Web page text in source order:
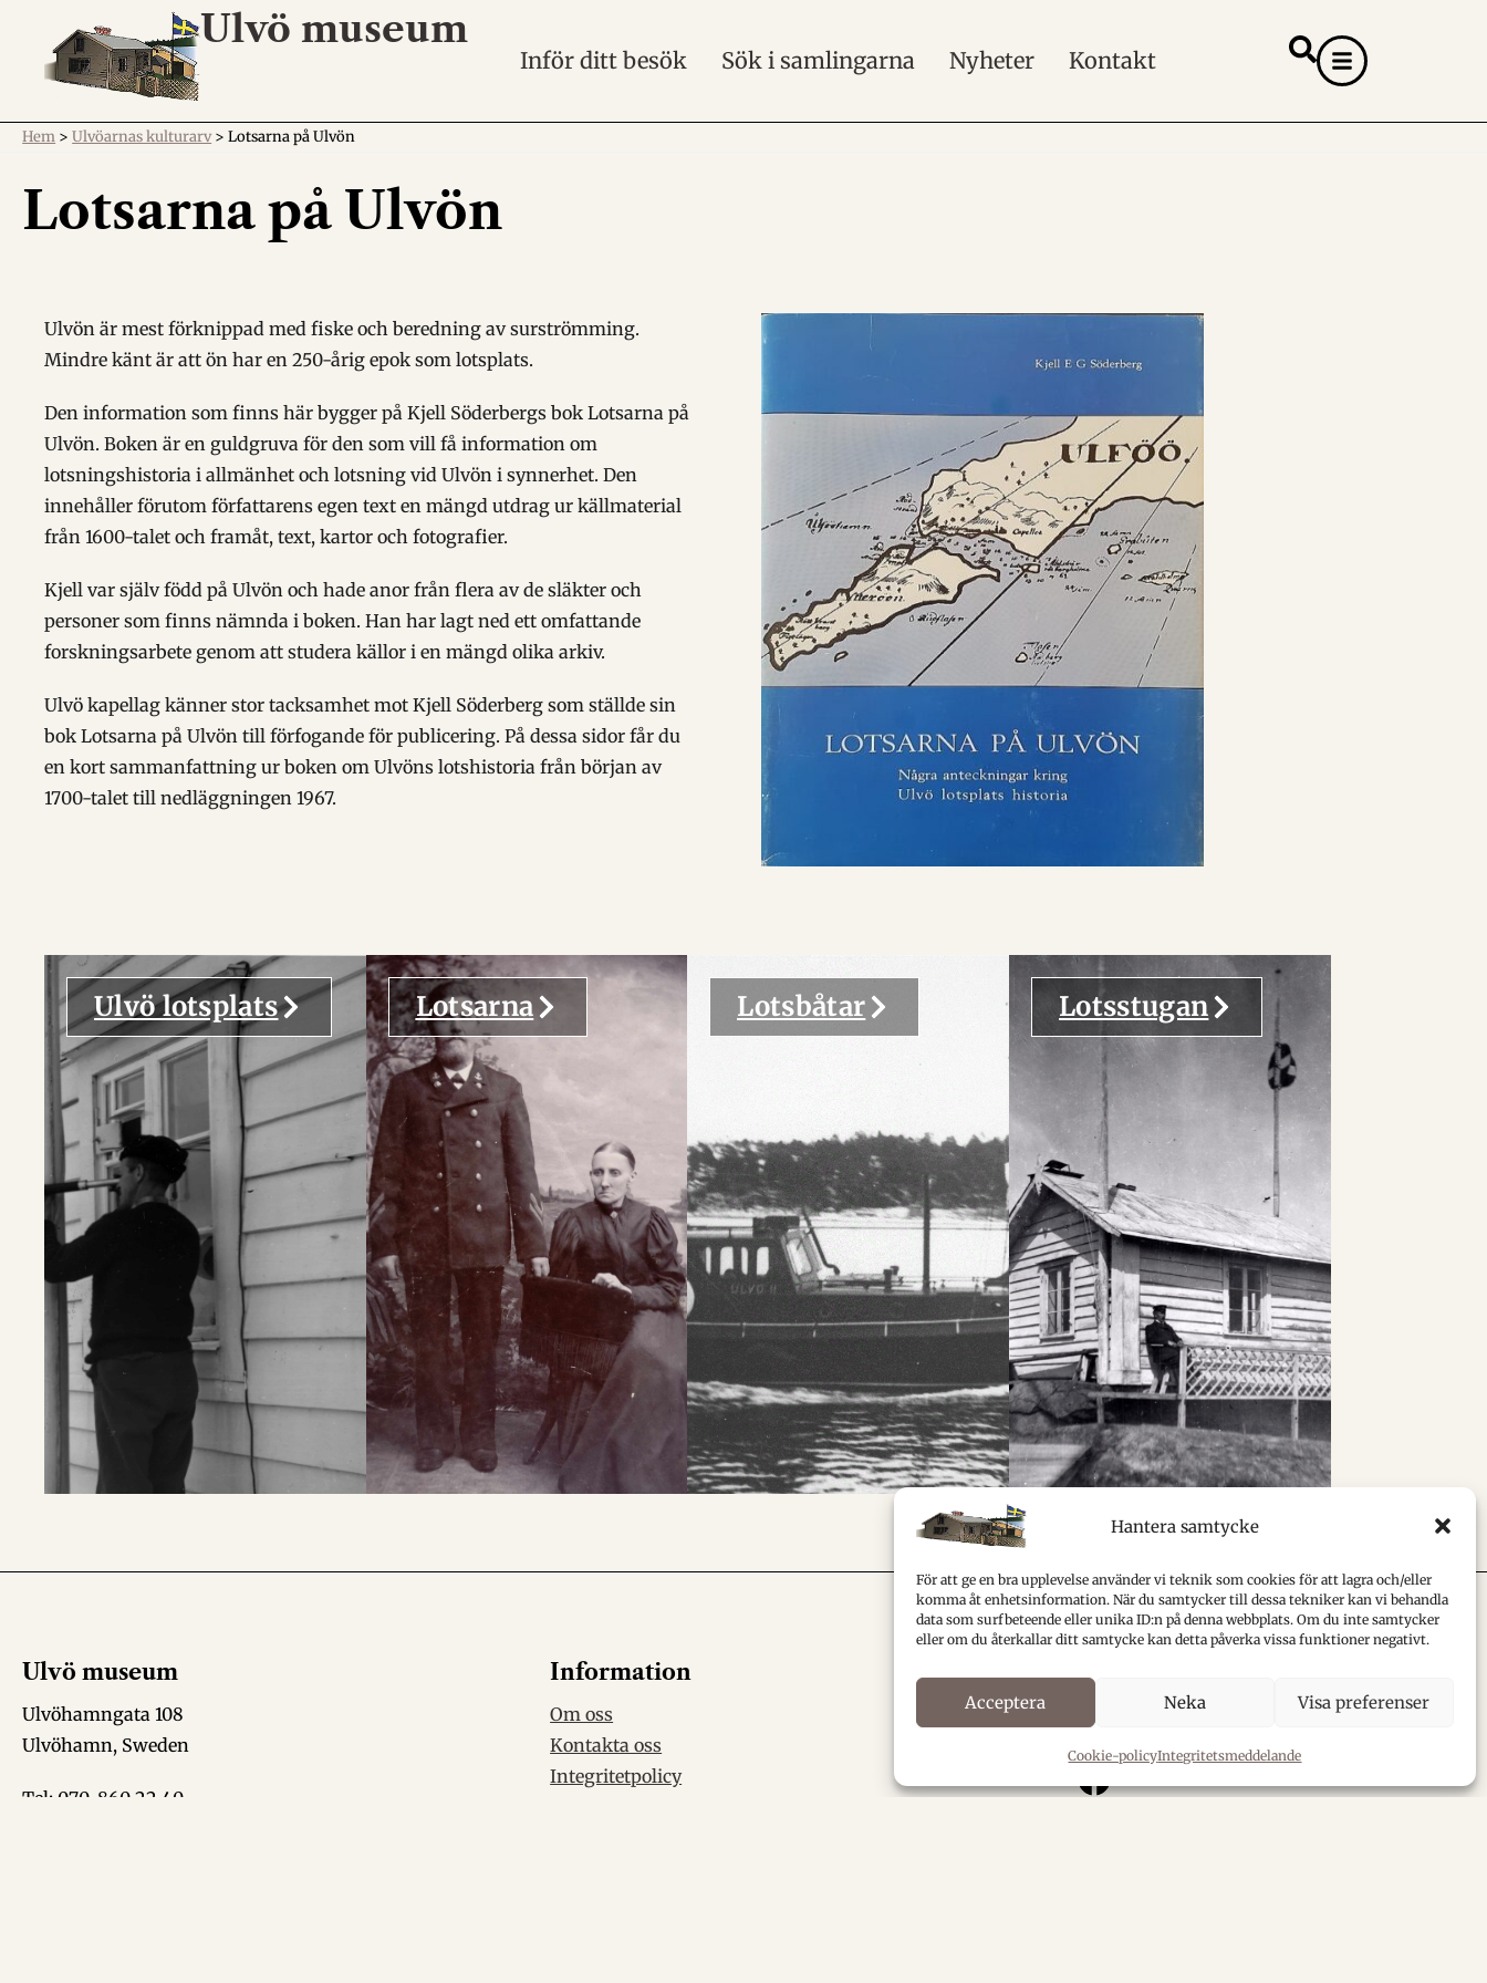
Hantera samtycke
För att ge en bra upplevelse använder vi teknik som cookies för att lagra och/eller
komma åt enhetsinformation. När du samtycker till dessa tekniker kan vi behandla
data som surfbeteende eller unika ID:n på denna webbplats. Om du inte samtycker
eller om du återkallar ditt samtycke kan detta påverka vissa funktioner negativt.
Acceptera Neka Visa preferenser
Cookie-policyIntegritetsmeddelande
Ulvö museum
Inför ditt besök Sök i samlingarna Nyheter Kontakt
Hem >Ulvöarnas kulturarv>Lotsarna på Ulvön
Lotsarna på Ulvön
Ulvön är mest förknippad med fiske och beredning av surströmming.
Mindre känt är att ön har en 250-årig epok som lotsplats.
Den information som finns här bygger på Kjell Söderbergs bok Lotsarna på
Ulvön. Boken är en guldgruva för den som vill få information om
lotsningshistoria i allmänhet och lotsning vid Ulvön i synnerhet. Den
innehåller förutom författarens egen text en mängd utdrag ur källmaterial
från 1600-talet och framåt, text, kartor och fotografier.
Kjell var själv född på Ulvön och hade anor från flera av de släkter och
personer som finns nämnda i boken. Han har lagt ned ett omfattande
forskningsarbete genom att studera källor i en mängd olika arkiv.
Ulvö kapellag känner stor tacksamhet mot Kjell Söderberg som ställde sin
bok Lotsarna på Ulvön till förfogande för publicering. På dessa sidor får du
en kort sammanfattning ur boken om Ulvöns lotshistoria från början av
1700-talet till nedläggningen 1967.
Ulvö lotsplats Lotsarna Lotsbåtar Lotsstugan
Ulvö museum
Ulvöhamngata 108
Ulvöhamn, Sweden
Tel: 070-860 22 40
Information
Om oss
Kontakta oss
Integritetpolicy
Följ oss
Ulvö Museum